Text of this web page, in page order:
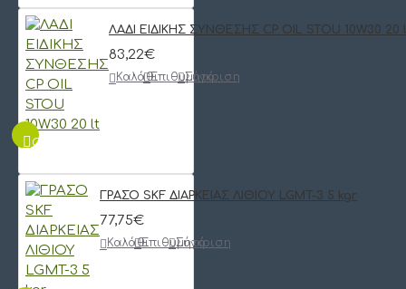
QUICKVIEW
ΛΑΔΙ ΕΙΔΙΚΗΣ ΣΥΝΘΕΣΗΣ CP OIL STOU 10W30 20
83,22€
ΚαλάθιΕπιθυμητό
Σύγκριση
ΓΡΑΣΟ SKF ΔΙΑΡΚΕΙΑΣ ΛΙΘΙΟΥ LGMT-3 5 kgr
77,75€
ΚαλάθιΕπιθυμητό
Σύγκριση